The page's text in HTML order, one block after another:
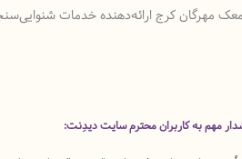
مهرگان کرج ارائه‌دهنده خدمات
مهم به کاربران محترم سایت دیدِنت: